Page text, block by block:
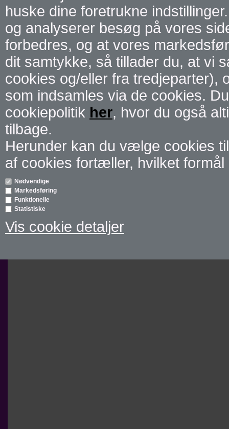
huske dine foretrukne
og analyserer besøg på vores
forbedres, og at vores
dit samtykke, så tillader du, at vi
cookies og/eller fra tredjeparter),
som indsamles via de cookies.
cookiepolitik her, hvor du også
tilbage.
Herunder kan du vælge cookies
af cookies fortæller, hvilket formål
Nødvendige
Markedsføring
Funktionelle
Statistiske
Vis cookie detaljer